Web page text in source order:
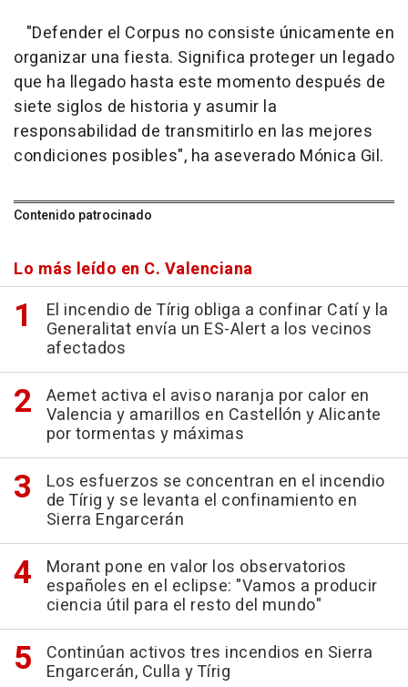
"Defender el Corpus no consiste únicamente en
organizar una fiesta. Significa proteger un legado
que ha llegado hasta este momento después de
siete siglos de historia y asumir la
responsabilidad de transmitirlo en las mejores
condiciones posibles", ha aseverado Mónica Gil.
Contenido patrocinado
Lo más leído en C. Valenciana
El incendio de Tírig obliga a confinar Catí y la
Generalitat envía un ES-Alert a los vecinos
afectados
Aemet activa el aviso naranja por calor en
Valencia y amarillos en Castellón y Alicante
por tormentas y máximas
Los esfuerzos se concentran en el incendio
de Tírig y se levanta el confinamiento en
Sierra Engarcerán
Morant pone en valor los observatorios
españoles en el eclipse: "Vamos a producir
ciencia útil para el resto del mundo"
Continúan activos tres incendios en Sierra
Engarcerán, Culla y Tírig